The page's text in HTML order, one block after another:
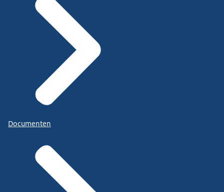
Documenten